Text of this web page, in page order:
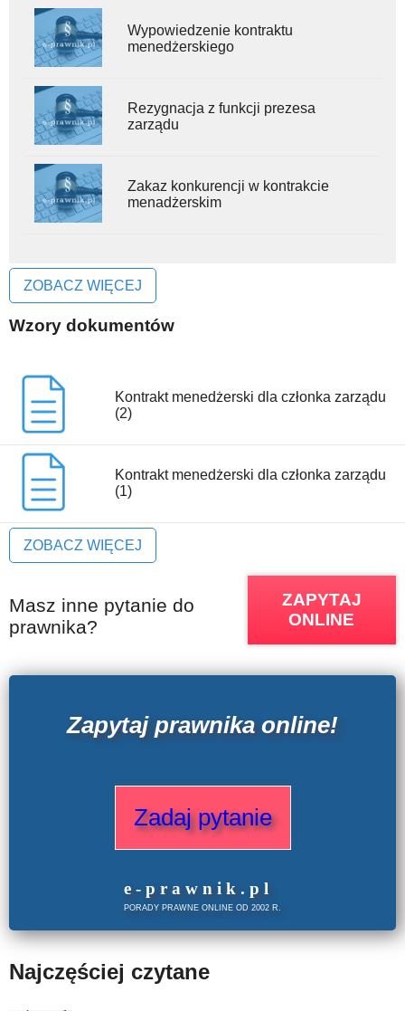
Wypowiedzenie kontraktu
menedżerskiego
Rezygnacja z funkcji prezesa
zarządu
Zakaz konkurencji w kontrakcie
menadżerskim
ZOBACZ WIĘCEJ
Wzory dokumentów
Kontrakt menedżerski dla członka zarządu
(2)
Kontrakt menedżerski dla członka zarządu
(1)
ZOBACZ WIĘCEJ
Masz inne pytanie do
prawnika?
ZAPYTAJ
ONLINE
Zapytaj prawnika online!
Zadaj pytanie
e -prawnik . pl
PORADY PRAWNE ONLINE OD 2002 R.
Najczęściej czytane